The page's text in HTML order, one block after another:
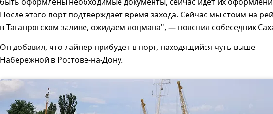
быть оформлены необходимые документы, сейчас идет их
После этого порт подтверждает время захода. Сейчас мы стоим на
в Таганрогском заливе, ожидаем лоцмана", — пояснил собеседник
Он добавил, что лайнер прибудет в порт, находящийся чуть выше
Набережной в Ростове-на-Дону.